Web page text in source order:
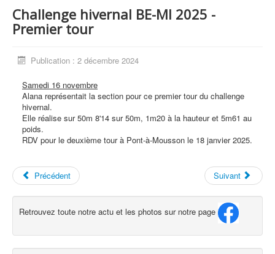
Challenge hivernal BE-MI 2025 -
Premier tour
Publication : 2 décembre 2024
Samedi 16 novembre
Alana représentait la section pour ce premier tour du challenge
hivernal.
Elle réalise sur 50m 8'14 sur 50m, 1m20 à la hauteur et 5m61 au
poids.
RDV pour le deuxième tour à Pont-à-Mousson le 18 janvier 2025.
Précédent Suivant
Retrouvez toute notre actu et les photos sur notre page